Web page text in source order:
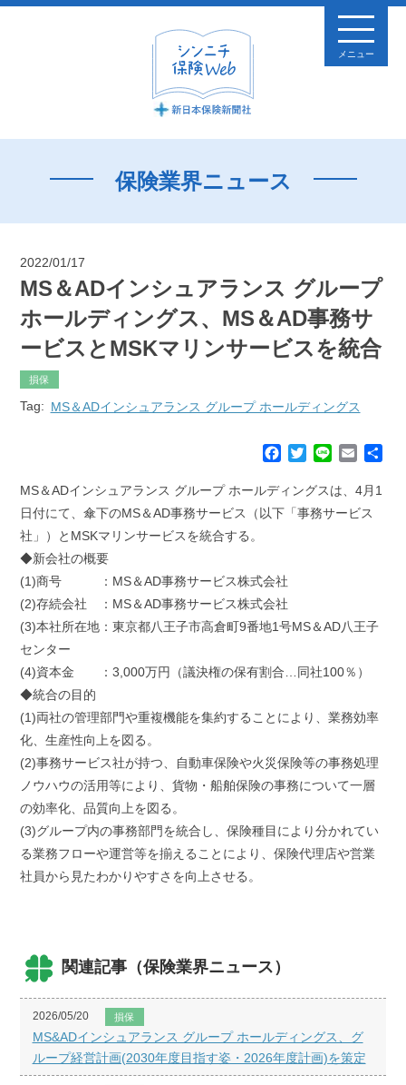
メニュー
保険業界ニュース
2022/01/17
MS＆ADインシュアランス グループ
ホールディングス、MS＆AD事務サ
ービスとMSKマリンサービスを統合
損保
Tag: MS＆ADインシュアランス グループ ホールディングス
c
e
k
T
i
t
n
E
a
i
MS＆ADインシュアランス グループ ホールディングスは、4月1
日付にて、傘下のMS＆AD事務サービス（以下「事務サービス
社」）とMSKマリンサービスを統合する。
◆新会社の概要
(1)商号 ：MS＆AD事務サービス株式会社
(2)存続会社 ：MS＆AD事務サービス株式会社
(3)本社所在地：東京都八王子市高倉町9番地1号MS＆AD八王子
センター
(4)資本金 ：3,000万円（議決権の保有割合…同社100％）
◆統合の目的
(1)両社の管理部門や重複機能を集約することにより、業務効率
化、生産性向上を図る。
(2)事務サービス社が持つ、自動車保険や火災保険等の事務処理
ノウハウの活用等により、貨物・船舶保険の事務について一層
の効率化、品質向上を図る。
(3)グループ内の事務部門を統合し、保険種目により分かれてい
る業務フローや運営等を揃えることにより、保険代理店や営業
社員から見たわかりやすさを向上させる。
関連記事（保険業界ニュース）
2026/05/20 損保
MS&ADインシュアランス グループ ホールディングス、グ
ループ経営計画(2030年度目指す姿・2026年度計画)を策定